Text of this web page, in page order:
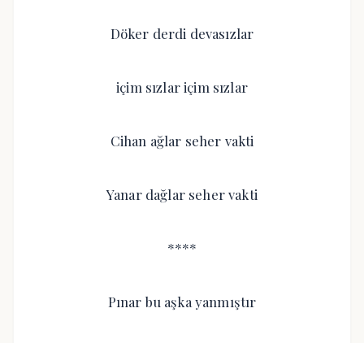
Döker derdi devasızlar
içim sızlar içim sızlar
Cihan ağlar seher vakti
Yanar dağlar seher vakti
****
Pınar bu aşka yanmıştır